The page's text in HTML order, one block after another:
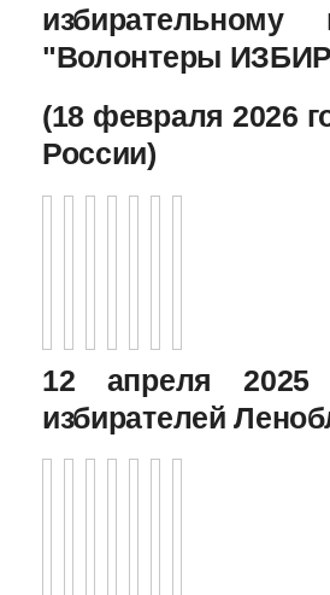
"Волонтеры
(18 февраля 2026
России)
12 апреля
избирателей